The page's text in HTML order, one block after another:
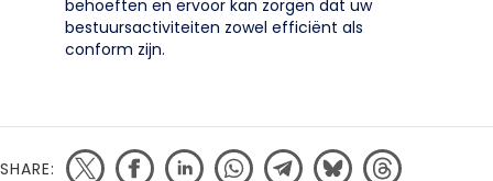
behoeften en ervoor kan zorgen dat uw
bestuursactiviteiten zowel efficiënt als
conform zijn.
SHARE: